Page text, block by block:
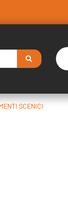
SCENICI